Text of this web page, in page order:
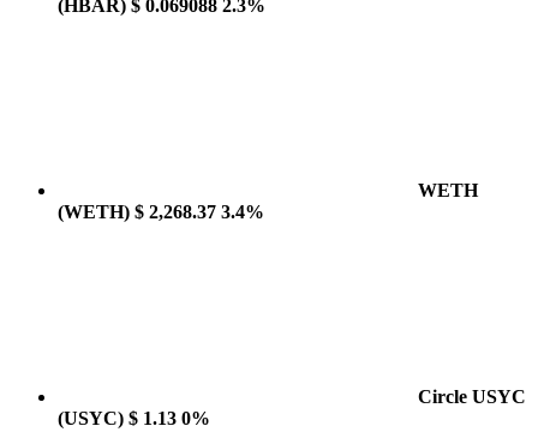
(HBAR) $ 0.069088 2.3%
WETH
(WETH) $ 2,268.37 3.4%
Circle USYC
(USYC) $ 1.13 0%